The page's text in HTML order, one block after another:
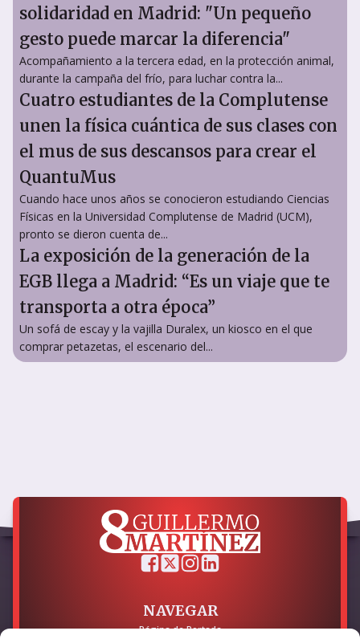
solidaridad en Madrid: "Un pequeño
gesto puede marcar la diferencia"
Acompañamiento a la tercera edad, en la protección animal,
durante la campaña del frío, para luchar contra la...
Cuatro estudiantes de la Complutense
unen la física cuántica de sus clases con
el mus de sus descansos para crear el
QuantuMus
Cuando hace unos años se conocieron estudiando Ciencias
Físicas en la Universidad Complutense de Madrid (UCM),
pronto se dieron cuenta de...
La exposición de la generación de la
EGB llega a Madrid: “Es un viaje que te
transporta a otra época”
Un sofá de escay y la vajilla Duralex, un kiosco en el que
comprar petazetas, el escenario del...
NAVEGAR
Página de Portada